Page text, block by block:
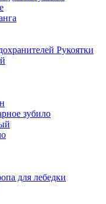
Рукоятки
зубило
для лебедки